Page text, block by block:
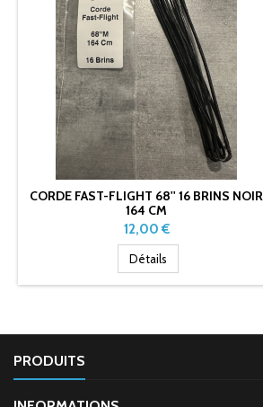
CORDE FAST-FLIGHT 68'' 16 BRINS NOIR
164 CM
Prix
12,00 €
Détails
PRODUITS